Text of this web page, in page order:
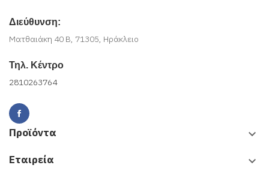
Διεύθυνση:
Ματθαιάκη 40 Β, 71305, Ηράκλειο
Τηλ. Κέντρο
2810263764
Προϊόντα keyboard_arrow_down
Εταιρεία keyboard_arrow_down